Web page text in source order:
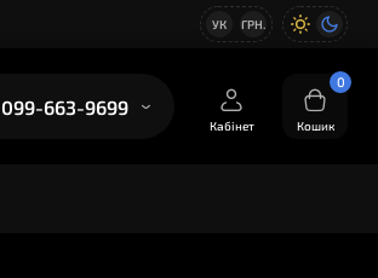
УК ГРН.
099-663-9699
Кабінет
0
Кошик